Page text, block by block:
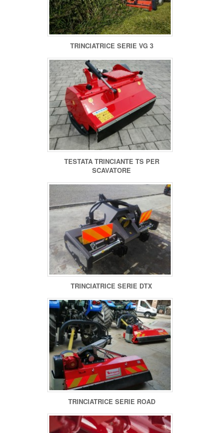
TRINCIATRICE SERIE VG 3
TESTATA TRINCIANTE TS PER
SCAVATORE
TRINCIATRICE SERIE DTX
TRINCIATRICE SERIE ROAD